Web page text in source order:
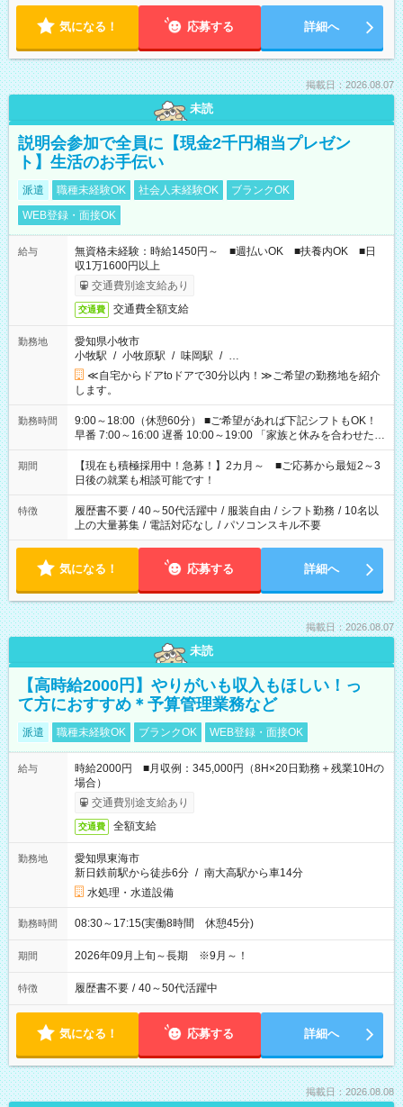
気になる！ 応募する 詳細へ
掲載日：2026.08.07
未読
説明会参加で全員に【現金2千円相当プレゼン
ト】生活のお手伝い
派遣 職種未経験OK 社会人未経験OK
ブランクOK
WEB登録・面接OK
給与
無資格未経験：時給1450円～ ■週払いOK ■扶養内OK ■日
収1万1600円以上
交通費別途支給あり
交通費 交通費全額支給
勤務地
愛知県小牧市
小牧駅 / 小牧原駅 / 味岡駅 / …
≪自宅からドアtoドアで30分以内！≫ご希望の勤務地を紹介
します。
勤務時間
9:00～18:00（休憩60分） ■ご希望があれば下記シフトもOK！
早番 7:00～16:00 遅番 10:00～19:00 「家族と休みを合わせた
い」 「余裕を持って夕飯の準備がしたい」 「できれば残業はし
たくない」 など、ご希望を教えてくださいね。 ※Wワーク希望
の方へ 今ご覧のお仕事で希望する勤務時間と、もう1つのお仕事
の勤務時間。 合計で週40時間を超える場合は応募できません。
期間
【現在も積極採用中！急募！】2カ月～ ■ご応募から最短2～3
日後の就業も相談可能です！
特徴 履歴書不要 / 40～50代活躍中 / 服装自由 / シフト勤務 / 10名以
上の大量募集 / 電話対応なし / パソコンスキル不要
気になる！ 応募する 詳細へ
掲載日：2026.08.07
未読
【高時給2000円】やりがいも収入もほしい！っ
て方におすすめ＊予算管理業務など
派遣 職種未経験OK ブランクOK WEB登録・面接OK
給与
時給2000円 ■月収例：345,000円（8H×20日勤務＋残業10Hの
場合）
交通費別途支給あり
交通費 全額支給
勤務地
愛知県東海市
新日鉄前駅から徒歩6分 / 南大高駅から車14分
水処理・水道設備
勤務時間 08:30～17:15(実働8時間 休憩45分)
期間 2026年09月上旬～長期 ※9月～！
特徴 履歴書不要 / 40～50代活躍中
気になる！ 応募する 詳細へ
掲載日：2026.08.08